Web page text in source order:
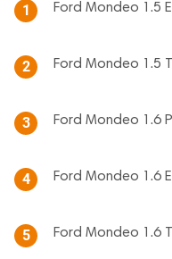
1 Ford Mondeo 1.5
2 Ford Mondeo 1.5
3 Ford Mondeo 1.6
4 Ford Mondeo 1.6
5 Ford Mondeo 1.6